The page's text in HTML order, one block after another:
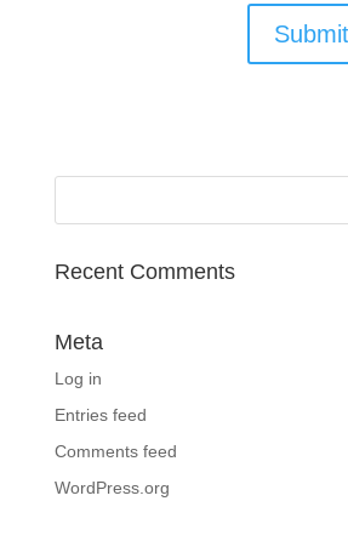
Recent Comments
Meta
Log in
Entries feed
Comments feed
WordPress.org